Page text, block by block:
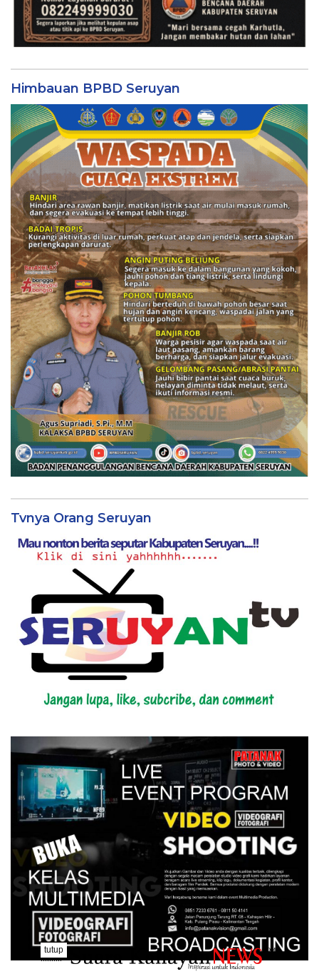
Himbauan BPBD Seruyan
Tvnya Orang Seruyan
tutup
..........